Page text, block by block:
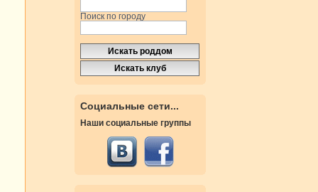
Поиск по городу
Социальные сети...
Наши социальные группы